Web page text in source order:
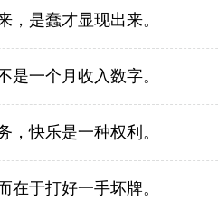
，是蠢才显现出来。
是一个月收入数字。
，快乐是一种权利。
在于打好一手坏牌。